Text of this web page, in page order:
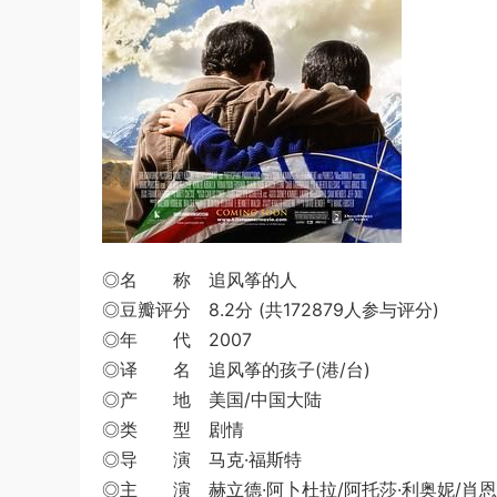
◎名 称 追风筝的人
◎豆瓣评分 8.2分 (共172879人参与评分)
◎年 代 2007
◎译 名 追风筝的孩子(港/台)
◎产 地 美国/中国大陆
◎类 型 剧情
◎导 演 马克·福斯特
◎主 演 赫立德·阿卜杜拉/阿托莎·利奥妮/肖恩